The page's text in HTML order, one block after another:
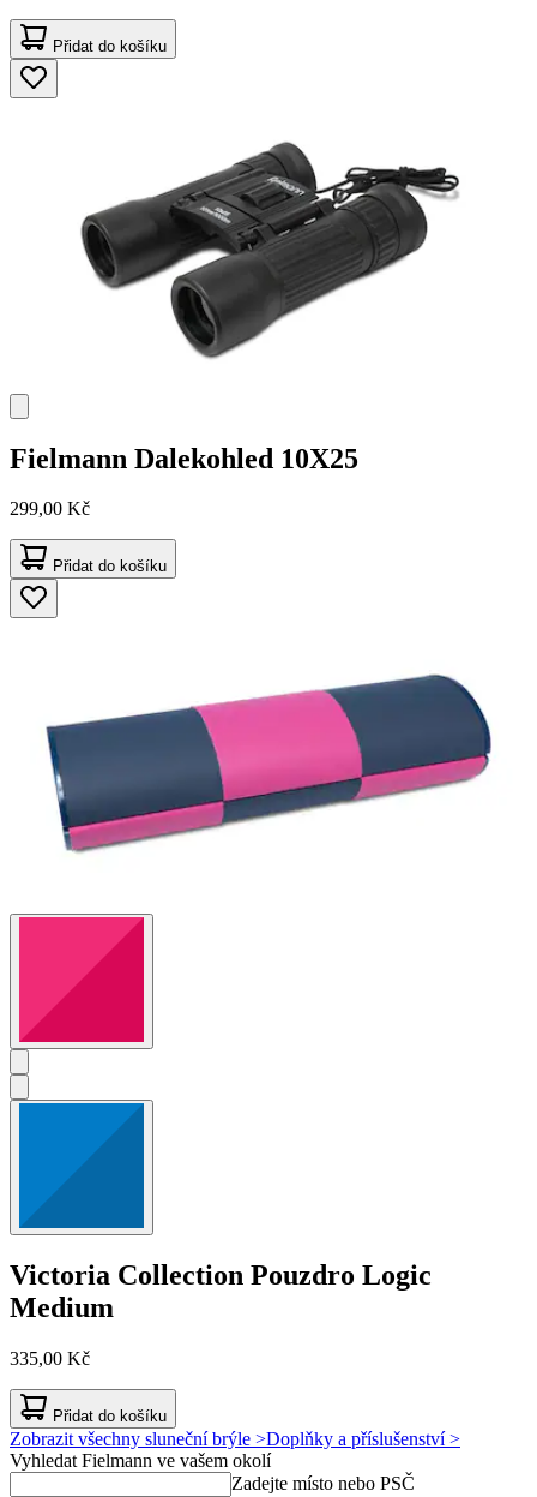
Přidat do košíku
Fielmann Dalekohled 10X25
299,00 Kč
Přidat do košíku
Victoria Collection Pouzdro Logic
Medium
335,00 Kč
Přidat do košíku
Zobrazit všechny sluneční brýle >Doplňky a příslušenství >
Vyhledat Fielmann ve vašem okolí
Zadejte místo nebo PSČ